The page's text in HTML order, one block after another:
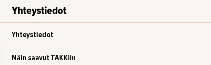
Yhteystiedot
Yhteystiedot
Näin saavut TAKKiin